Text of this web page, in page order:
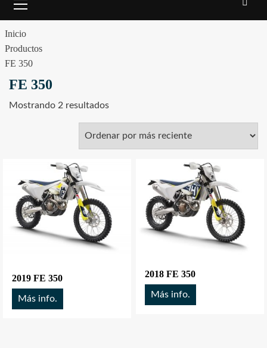
principal
Inicio
Productos
FE 350
FE 350
Mostrando 2 resultadosSorted
latest
2019 FE 350
Más info.
2018 FE 350
Más info.